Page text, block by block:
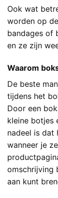
Ook wat
worden op
bandages of
en ze zijn
Waarom
De beste
tijdens het
Door een
kleine botjes
nadeel is dat
wanneer je
omschrijving
aan kunt